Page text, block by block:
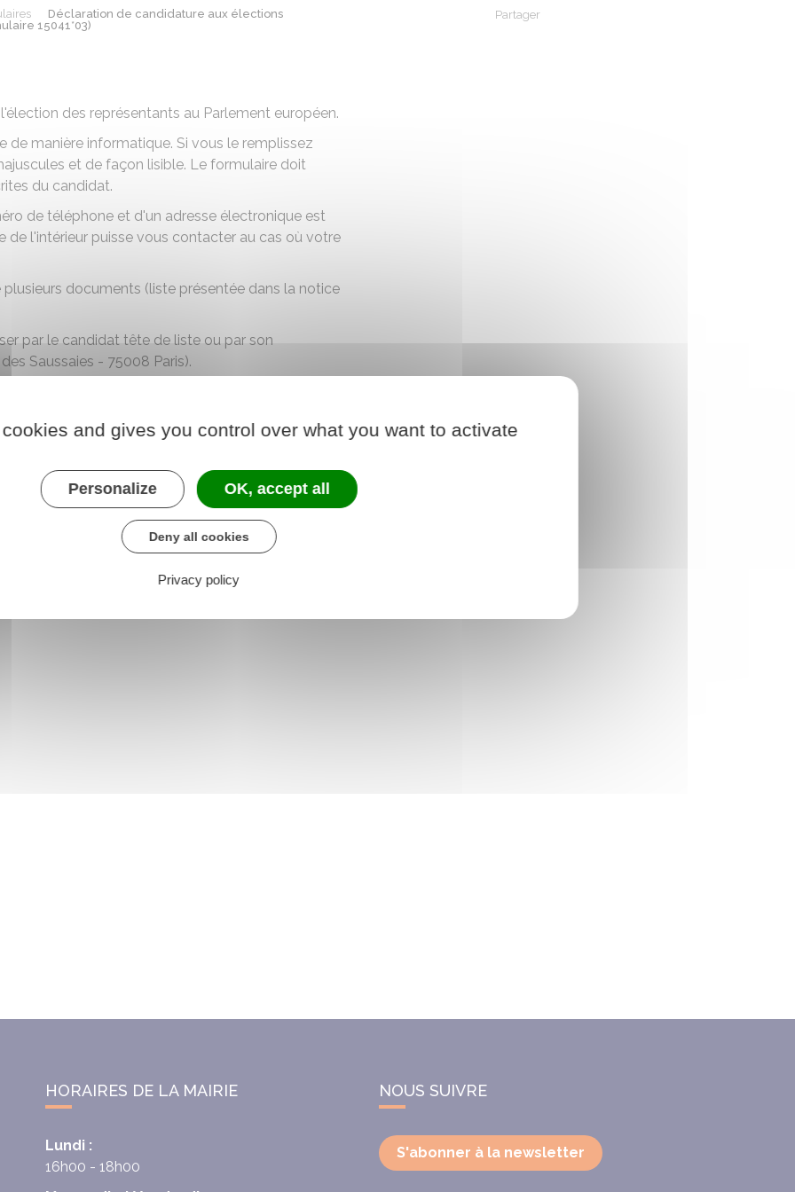
Déclaration de candidature aux élections
15041*03)
Partager
des représentants au Parlement européen.
manière informatique. Si vous le remplissez
et de façon lisible. Le formulaire doit
du candidat.
de téléphone et d'un adresse électronique est
l'intérieur puisse vous contacter au cas où votre
documents (liste présentée dans la notice
par le candidat tête de liste ou par son
Saussaies - 75008 Paris).
Parlement européen qui se déroulera le 9 juin 2024,
à 9 heures et le 17 mai 2024 à 18 heures. Le
à 12 heures et de 14 heures à 18 heures, à
mai 2024.
le formulaire
et administrative (Dila) - Premier ministre
HORAIRES DE LA MAIRIE
Lundi :
16h00 - 18h00
NOUS SUIVRE
S'abonner à la newsletter
and gives you control over what you want to activate
Personalize OK, accept all
Deny all cookies
Privacy policy